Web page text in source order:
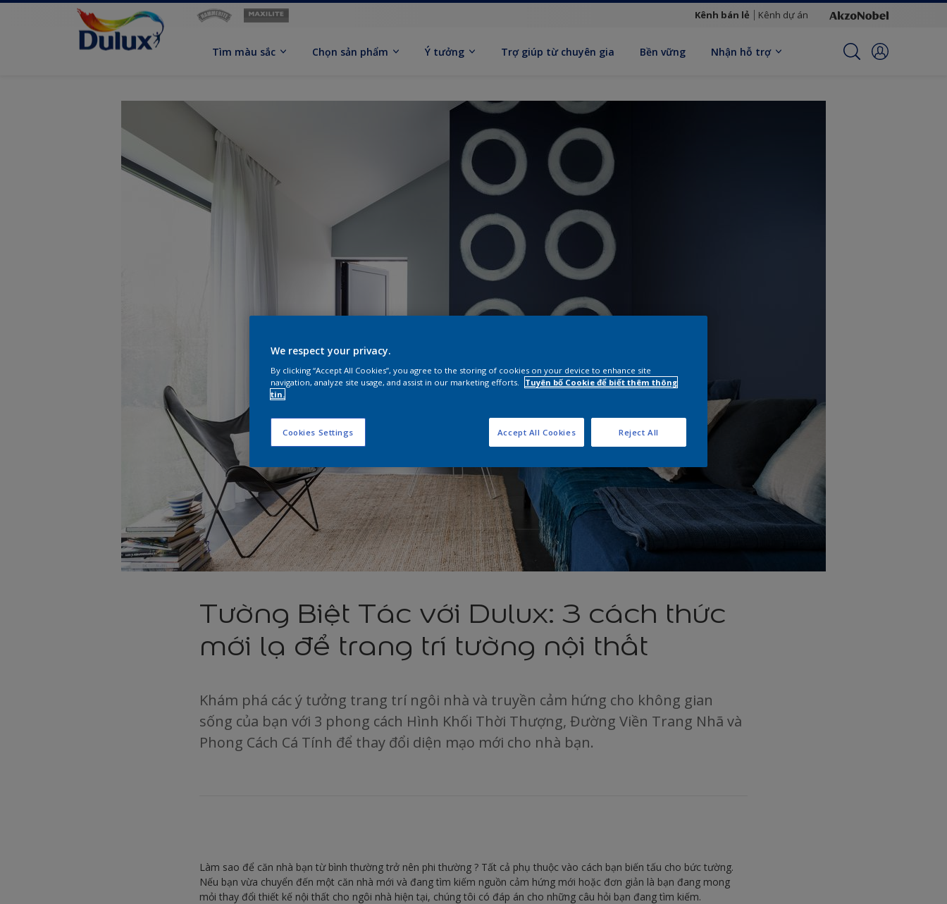
Kênh bán lẻ Kênh dự án
Tìm màu sắc Chọn sản phẩm Ý tưởng Trợ giúp từ chuyên gia Bền vững Nhận hỗ trợ
Tường Biệt Tác với Dulux: 3 cách thức
mới lạ để trang trí tường nội thất
Khám phá các ý tưởng trang trí ngôi nhà và truyền cảm hứng cho không gian
sống của bạn với 3 phong cách Hình Khối Thời Thượng, Đường Viền Trang Nhã và
Phong Cách Cá Tính để thay đổi diện mạo mới cho nhà bạn.
Làm sao để căn nhà bạn từ bình thường trở nên phi thường ? Tất cả phụ thuộc vào cách bạn biến tấu cho bức tường.
Nếu bạn vừa chuyển đến một căn nhà mới và đang tìm kiếm nguồn cảm hứng mới hoặc đơn giản là bạn đang mong
mỏi thay đổi thiết kế nội thất cho ngôi nhà hiện tại, chúng tôi có đáp án cho những câu hỏi bạn đang tìm kiếm.
We respect your privacy.
By clicking “Accept All Cookies”, you agree to the storing of cookies on your device to enhance site
navigation, analyze site usage, and assist in our marketing efforts.
Tuyên bố Cookie để biết thêm thông
tin.
Cookies Settings Reject All
Accept All Cookies